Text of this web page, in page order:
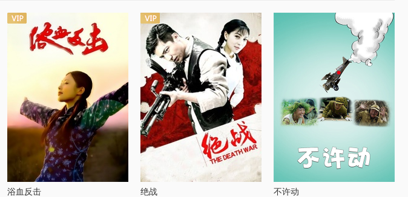
浴血反击 绝战 不许动